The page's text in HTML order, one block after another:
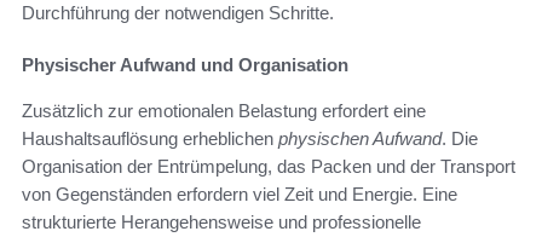
Durchführung der notwendigen Schritte.
Physischer Aufwand und Organisation
Zusätzlich zur emotionalen Belastung erfordert eine
Haushaltsauflösung erheblichen physischen Aufwand. Die
Organisation der Entrümpelung, das Packen und der Transport
von Gegenständen erfordern viel Zeit und Energie. Eine
strukturierte Herangehensweise und professionelle